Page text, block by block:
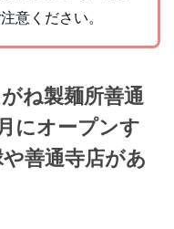
意ください。
ね製麺所善通
にオープンす
善通寺店があ